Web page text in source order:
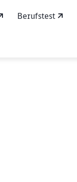
Berufstest